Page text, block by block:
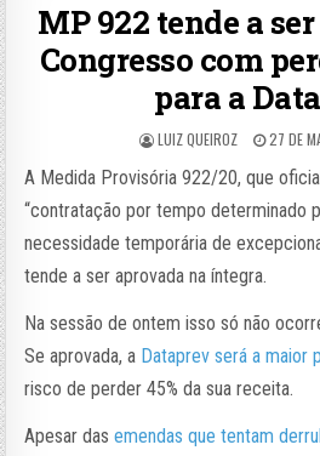
MP 922 tende a
Congresso com
para a
LUIZ QUEIROZ 27 DE
A Medida Provisória 922/20, que
“contratação por tempo determinado
necessidade temporária de
tende a ser aprovada na íntegra.
Na sessão de ontem isso só não
Se aprovada, a Dataprev será a maior
risco de perder 45% da sua receita.
Apesar das emendas que tentam